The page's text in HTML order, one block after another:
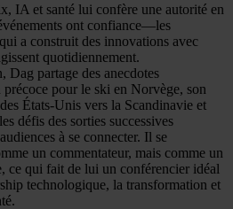
IA et santé lui confère une autorité en
ont confiance—les
a construit des innovations avec
quotidiennement.
Dag partage des anecdotes
pour le ski en Norvège, son
États-Unis vers la Scandinavie et
défis des sorties successives
à se connecter. Il se
un commentateur, mais comme un
ce qui fait de lui un conférencier idéal
technologique, la transformation et